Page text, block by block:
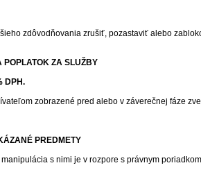
zdôvodňovania zrušiť, pozastaviť alebo
POPLATOK ZA SLUŽBY
DPH.
zobrazené pred alebo v záverečnej fáze
PREDMETY
s nimi je v rozpore s právnym